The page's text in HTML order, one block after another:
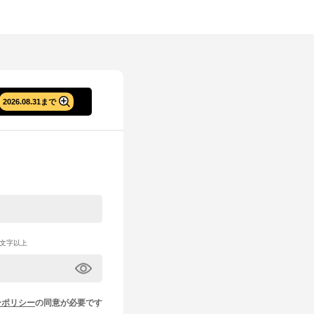
2026.08.31まで
字以上
リシーの同意が必要です